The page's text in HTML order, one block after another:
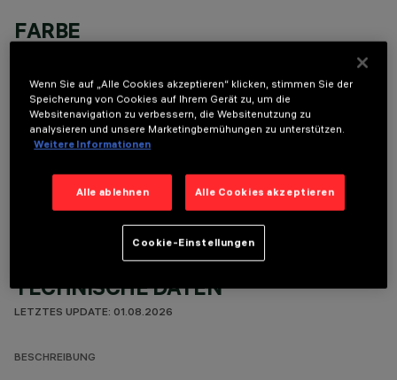
FARBE
OPTIONALE KOMPONENTEN
TECHNISCHE DATEN
LETZTES UPDATE: 01.08.2026
BESCHREIBUNG
Wenn Sie auf „Alle Cookies akzeptieren“ klicken, stimmen Sie der
Speicherung von Cookies auf Ihrem Gerät zu, um die
Websitenavigation zu verbessern, die Websitenutzung zu
analysieren und unsere Marketingbemühungen zu unterstützen.
Weitere Informationen
Alle ablehnen Alle Cookies akzeptieren
Cookie-Einstellungen